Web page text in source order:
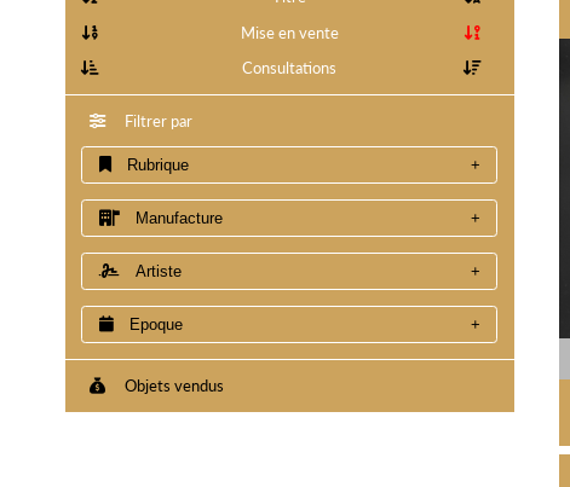
Mise en vente
Consultations
Filtrer par
Rubrique
Manufacture
Artiste
Epoque
Objets vendus